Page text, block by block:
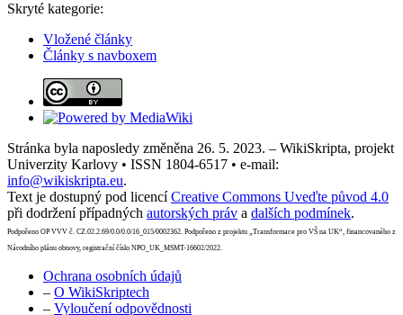
Skryté kategorie:
Vložené články
Články s navboxem
Stránka byla naposledy změněna 26. 5. 2023. – WikiSkripta, projekt
Univerzity Karlovy • ISSN 1804-6517 • e-mail:
info@wikiskripta.eu.
Text je dostupný pod licencíCreative Commons Uveďte původ 4.0
při dodržení případných autorských práv a dalších podmínek.
Podpořeno OP VVV č. CZ.02.2.69/0.0/0.0/16_015/0002362. Podpořeno z projektu „Transformace pro VŠ na UK“, financovaného z
Národního plánu obnovy, registrační číslo NPO_UK_MSMT-16602/2022.
Ochrana osobních údajů
– O WikiSkriptech
– Vyloučení odpovědnosti